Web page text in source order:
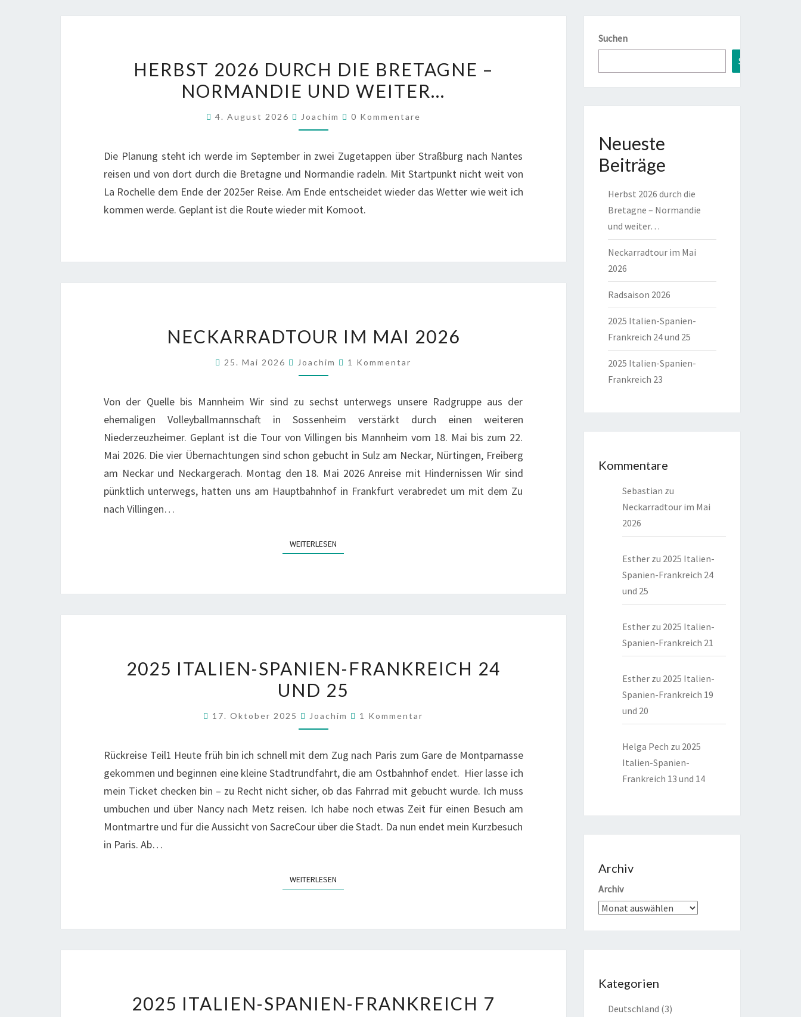
2026
DURCH
BRETAGNE
NORMANDIE
UND
WEITER…
HERBST 2026 DURCH DIE BRETAGNE –
NORMANDIE UND WEITER…
4. August 2026 Joachim Kommentare
0 Kommentare
Die Planung steht ich werde im September in zwei Zugetappen über Straßburg nach Nantes
reisen und von dort durch die Bretagne und Normandie radeln. Mit Startpunkt nicht weit von
La Rochelle dem Ende der 2025er Reise. Am Ende entscheidet wieder das Wetter wie weit ich
kommen werde. Geplant ist die Route wieder mit Komoot.
IM
MAI
2026
NECKARRADTOUR IM MAI 2026
25. Mai 2026 Joachim Kommentare
1 Kommentar
Von der Quelle bis Mannheim Wir sind zu sechst unterwegs unsere Radgruppe aus der
ehemaligen Volleyballmannschaft in Sossenheim verstärkt durch einen weiteren
Niederzeuzheimer. Geplant ist die Tour von Villingen bis Mannheim vom 18. Mai bis zum 22.
Mai 2026. Die vier Übernachtungen sind schon gebucht in Sulz am Neckar, Nürtingen, Freiberg
am Neckar und Neckargerach. Montag den 18. Mai 2026 Anreise mit Hindernissen Wir sind
pünktlich unterwegs, hatten uns am Hauptbahnhof in Frankfurt verabredet um mit dem Zu
nach Villingen…
WEITERLESEN
ITALIEN-
SPANIEN-
24
25
2025 ITALIEN-SPANIEN-FRANKREICH 24
UND 25
17. Oktober 2025 Joachim Kommentare
1 Kommentar
Rückreise Teil1 Heute früh bin ich schnell mit dem Zug nach Paris zum Gare de Montparnasse
gekommen und beginnen eine kleine Stadtrundfahrt, die am Ostbahnhof endet. Hier lasse ich
mein Ticket checken bin – zu Recht nicht sicher, ob das Fahrrad mit gebucht wurde. Ich muss
umbuchen und über Nancy nach Metz reisen. Ich habe noch etwas Zeit für einen Besuch am
Montmartre und für die Aussicht von SacreCour über die Stadt. Da nun endet mein Kurzbesuch
in Paris. Ab…
WEITERLESEN
ITALIEN-
2025 ITALIEN-SPANIEN-FRANKREICH 7
Suchen
Suchen
Neueste
Beiträge
Herbst 2026 durch die
Bretagne – Normandie
und weiter…
Neckarradtour im Mai
2026
Radsaison 2026
2025 Italien-Spanien-
Frankreich 24 und 25
2025 Italien-Spanien-
Frankreich 23
Kommentare
Sebastian zu
Neckarradtour im Mai
2026
Estherzu 2025 Italien-
Spanien-Frankreich 24
und 25
Estherzu 2025 Italien-
Spanien-Frankreich 21
Estherzu 2025 Italien-
Spanien-Frankreich 19
und 20
Helga Pech zu 2025
Italien-Spanien-
Frankreich 13 und 14
Archiv
Archiv
Kategorien
Deutschland (3)